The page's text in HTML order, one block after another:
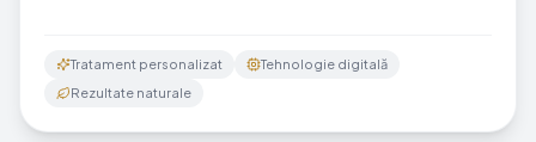
Tratament personalizat
Tehnologie digitală
Rezultate naturale